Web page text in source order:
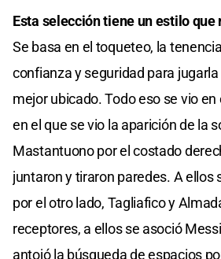
Esta selección tiene un estilo
Se basa en el toqueteo, la
confianza y seguridad para
mejor ubicado. Todo eso se vio
en el que se vio la aparición de la
Mastantuono por el costado
juntaron y tiraron paredes. A ellos
por el otro lado, Tagliafico y
receptores, a ellos se asoció
antojó la búsqueda de espacios